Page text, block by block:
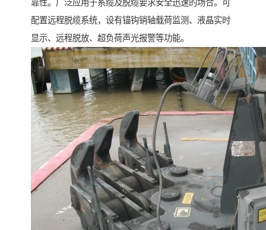
靠性。广泛应用于系缆及脱缆要求安全迅速的场合。可
配置远程脱缆系统，设有锚钩销轴载荷监测、液晶实时
显示、远程脱放、超负荷声光报警等功能。